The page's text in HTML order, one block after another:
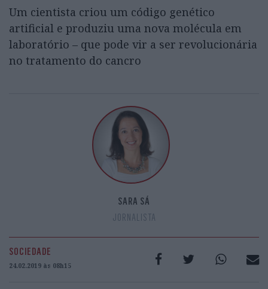
Um cientista criou um código genético
artificial e produziu uma nova molécula em
laboratório – que pode vir a ser revolucionária
no tratamento do cancro
SARA SÁ
JORNALISTA
SOCIEDADE
24.02.2019 às 08h15